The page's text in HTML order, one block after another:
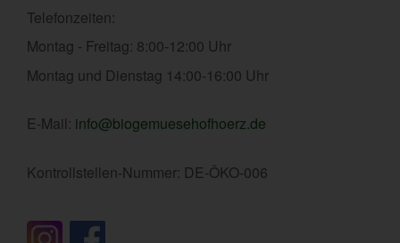
Telefonzeiten:
Montag - Freitag: 8:00-12:00 Uhr
Montag und Dienstag 14:00-16:00 Uhr
E-Mail: info@biogemuesehofhoerz.de
Kontrollstellen-Nummer: DE-ÖKO-006